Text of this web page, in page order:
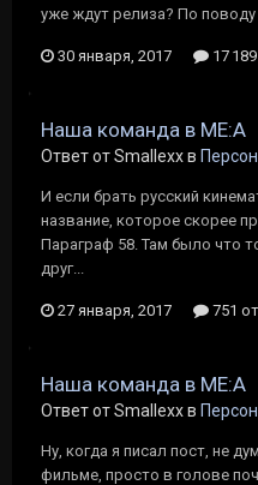
уже ждут релиза? По
30 января, 2017 17
Наша команда в ME:A
Ответ от Smallexx в
И если брать русский
название, которое скорее
Параграф 58. Там было что
друг...
27 января, 2017 751
Наша команда в ME:A
Ответ от Smallexx в
Ну, когда я писал пост, не
фильме, просто в голове